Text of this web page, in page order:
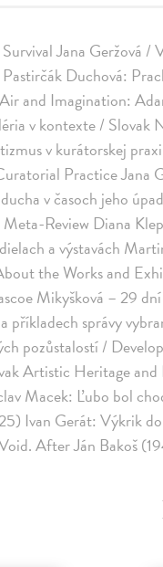
Jana Geržová /
Duchová:
and Imagination:
v kontexte /
v kurátorskej
Practice Jana
v časoch jeho
Review Diana
a výstavách
the Works and
Mikyšková – 29
správy
pozůstalostí /
Artistic Heritage
Macek: Ľubo bol
Ivan Gerát: Výkrik
After Ján Bakoš